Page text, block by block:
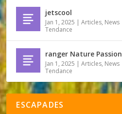
jetscool
Jan 1, 2025 |Articles, News
Tendance
ranger Nature Passion
Jan 1, 2025 |Articles, News
Tendance
ESCAPADES